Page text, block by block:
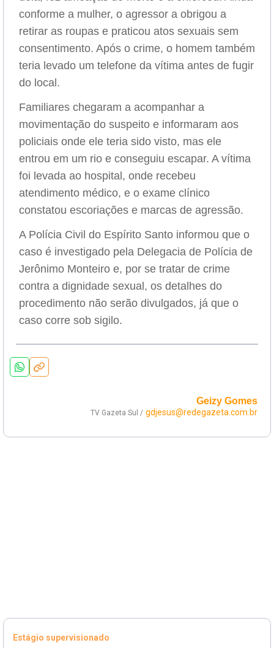
conforme a mulher, o agressor a obrigou a
retirar as roupas e praticou atos sexuais sem
consentimento. Após o crime, o homem também
teria levado um telefone da vítima antes de fugir
do local.
Familiares chegaram a acompanhar a
movimentação do suspeito e informaram aos
policiais onde ele teria sido visto, mas ele
entrou em um rio e conseguiu escapar. A vítima
foi levada ao hospital, onde recebeu
atendimento médico, e o exame clínico
constatou escoriações e marcas de agressão.
A Polícia Civil do Espírito Santo informou que o
caso é investigado pela Delegacia de Polícia de
Jerônimo Monteiro e, por se tratar de crime
contra a dignidade sexual, os detalhes do
procedimento não serão divulgados, já que o
caso corre sob sigilo.
Geizy Gomes
TV Gazeta Sul / gdjesus@redegazeta.com.br
Estágio supervisionado